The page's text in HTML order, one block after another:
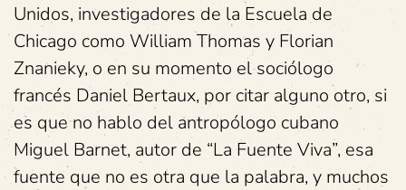
Unidos, investigadores de la Escuela de
Chicago como William Thomas y Florian
Znanieky, o en su momento el sociólogo
francés Daniel Bertaux, por citar alguno otro, si
es que no hablo del antropólogo cubano
Miguel Barnet, autor de “La Fuente Viva”, esa
fuente que no es otra que la palabra, y muchos